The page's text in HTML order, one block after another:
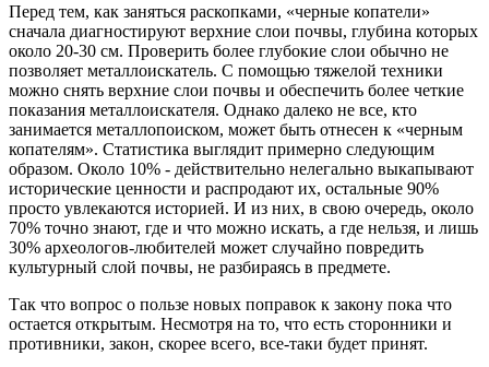
Перед тем, как заняться раскопками, «черные копатели»
сначала диагностируют верхние слои почвы, глубина которых
около 20-30 см. Проверить более глубокие слои обычно не
позволяет металлоискатель. С помощью тяжелой техники
можно снять верхние слои почвы и обеспечить более четкие
показания металлоискателя. Однако далеко не все, кто
занимается металлопоиском, может быть отнесен к «черным
копателям». Статистика выглядит примерно следующим
образом. Около 10% - действительно нелегально выкапывают
исторические ценности и распродают их, остальные 90%
просто увлекаются историей. И из них, в свою очередь, около
70% точно знают, где и что можно искать, а где нельзя, и лишь
30% археологов-любителей может случайно повредить
культурный слой почвы, не разбираясь в предмете.
Так что вопрос о пользе новых поправок к закону пока что
остается открытым. Несмотря на то, что есть сторонники и
противники, закон, скорее всего, все-таки будет принят.